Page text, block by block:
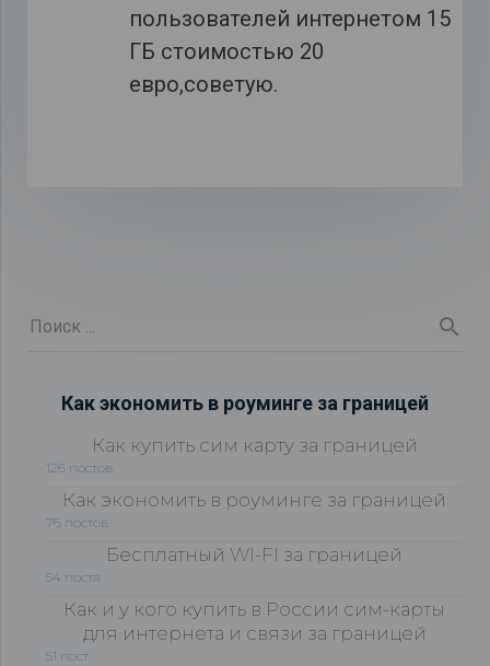
пользователей интернетом 15
ГБ стоимостью 20
евро,советую.
Как экономить в роуминге за границей
Как купить сим карту за границей
126 постов
Как экономить в роуминге за границей
76 постов
Бесплатный WI-FI за границей
54 поста
Как и у кого купить в России сим-карты
для интернета и связи за границей
51 пост